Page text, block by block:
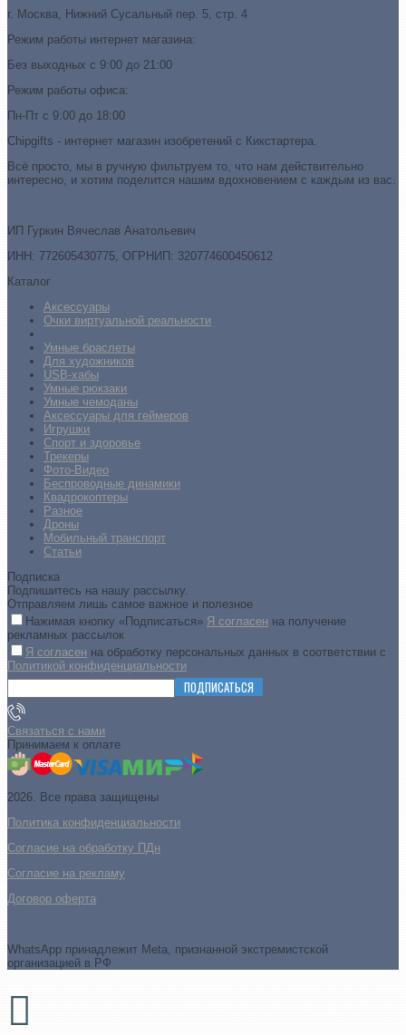
г. Москва, Нижний Сусальный пер. 5, стр. 4
Режим работы интернет магазина:
Без выходных с 9:00 до 21:00
Режим работы офиса:
Пн-Пт с 9:00 до 18:00
Chipgifts - интернет магазин изобретений с Кикстартера.
Всё просто, мы в ручную фильтруем то, что нам действительно
интересно, и хотим поделится нашим вдохновением с каждым из вас.
ИП Гуркин Вячеслав Анатольевич
ИНН: 772605430775, ОГРНИП: 320774600450612
Каталог
Аксессуары
Очки виртуальной реальности
Умные браслеты
Для художников
USB-хабы
Умные рюкзаки
Умные чемоданы
Аксессуары для геймеров
Игрушки
Спорт и здоровье
Трекеры
Фото-Видео
Беспроводные динамики
Квадрокоптеры
Разное
Дроны
Мобильный транспорт
Статьи
Подписка
Подпишитесь на нашу рассылку.
Отправляем лишь самое важное и полезное
Нажимая кнопку «Подписаться» Я согласен на получение
рекламных рассылок
Я согласен на обработку персональных данных в соответствии с
Политикой конфиденциальности
ПОДПИСАТЬСЯ
Связаться с нами
Принимаем к оплате
2026. Все права защищены
Политика конфиденциальности
Согласие на обработку ПДн
Cогласие на рекламу
Договор оферта
WhatsApp принадлежит Meta, признанной экстремистской
организацией в РФ